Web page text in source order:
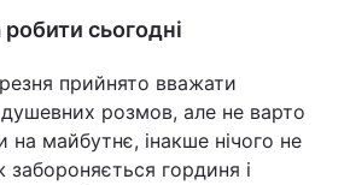
сьогодні
прийнято вважати
розмов, але не варто
на майбутнє, інакше нічого не
забороняється гординя і